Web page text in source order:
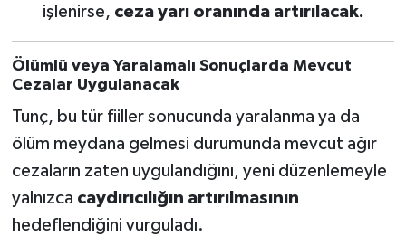
işlenirse, ceza yarı oranında artırılacak.
Ölümlü veya Yaralamalı Sonuçlarda Mevcut
Cezalar Uygulanacak
Tunç, bu tür fiiller sonucunda yaralanma ya da
ölüm meydana gelmesi durumunda mevcut ağır
cezaların zaten uygulandığını, yeni düzenlemeyle
yalnızca caydırıcılığın artırılmasının
hedeflendiğini vurguladı.